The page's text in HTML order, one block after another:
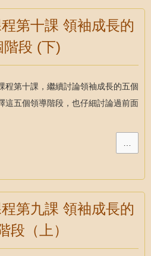
第十課 領袖成長的
階段 (下)
程第十課，繼續討論領袖成長的五個
這五個領導階段，也仔細討論過前面
…
第九課 領袖成長的
段（上）